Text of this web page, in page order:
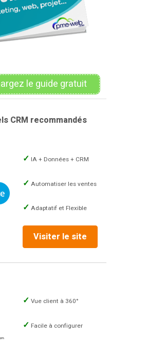
le guide gratuit
CRM recommandés
IA + Données + CRM
Automatiser les ventes
Adaptatif et Flexible
Visiter le site
Vue client à 360°
Facile à configurer